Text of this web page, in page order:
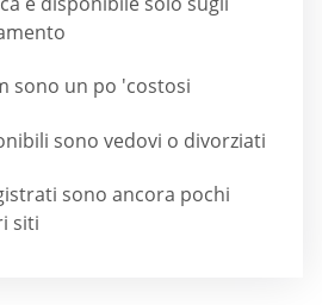
sono un po 'costosi
sono vedovi o divorziati
sono ancora pochi
siti